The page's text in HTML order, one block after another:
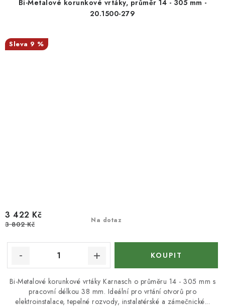
Bi-Metalové korunkové vrtáky, průměr 14 - 305 mm -
20.1500-279
9 %
Na dotaz
3 422 Kč
3 802 Kč
Bi-Metalové korunkové vrtáky Karnasch o průměru 14 - 305 mm s
pracovní délkou 38 mm. Ideální pro vrtání otvorů pro
elektroinstalace, tepelné rozvody, instalatérské a zámečnické...